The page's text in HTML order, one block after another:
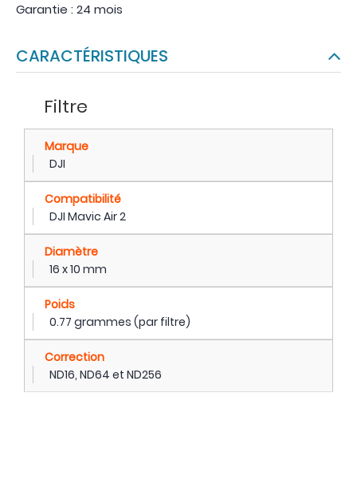
Garantie : 24 mois
CARACTÉRISTIQUES
Filtre
Marque
DJI
Compatibilité
DJI Mavic Air 2
Diamètre
16 x 10 mm
Poids
0.77 grammes (par filtre)
Correction
ND16, ND64 et ND256